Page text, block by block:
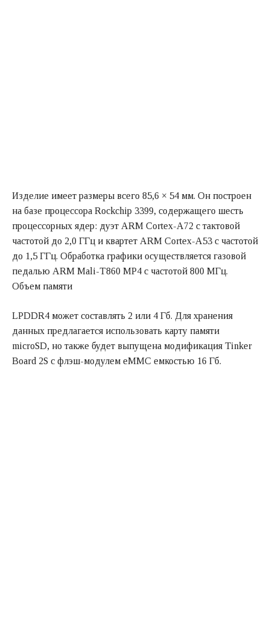
Изделие имеет размеры всего 85,6 × 54 мм. Он построен
на базе процессора Rockchip 3399, содержащего шесть
процессорных ядер: дуэт ARM Cortex-A72 с тактовой
частотой до 2,0 ГГц и квартет ARM Cortex-A53 с частотой
до 1,5 ГГц. Обработка графики осуществляется газовой
педалью ARM Mali-T860 MP4 с частотой 800 МГц.
Объем памяти
LPDDR4 может составлять 2 или 4 Гб. Для хранения
данных предлагается использовать карту памяти
microSD, но также будет выпущена модификация Tinker
Board 2S с флэш-модулем eMMC емкостью 16 Гб.